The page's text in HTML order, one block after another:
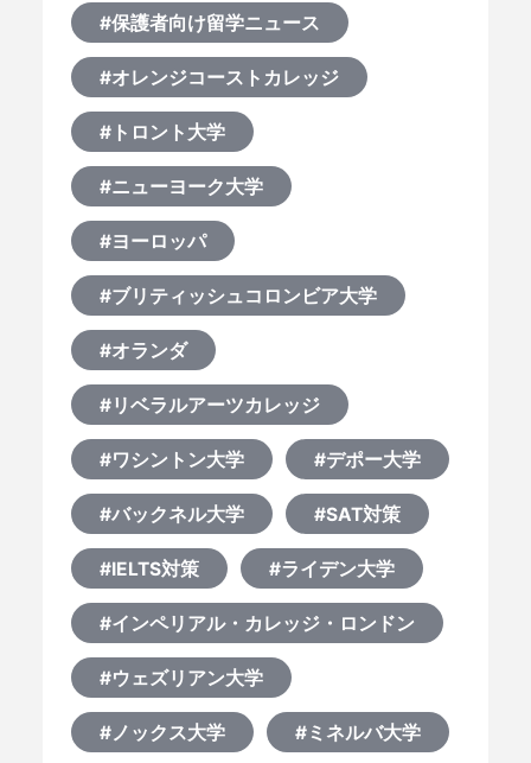
#保護者向け留学ニュース
#オレンジコーストカレッジ
#トロント大学
#ニューヨーク大学
#ヨーロッパ
#ブリティッシュコロンビア大学
#オランダ
#リベラルアーツカレッジ
#ワシントン大学 #デポー大学
#バックネル大学 #SAT対策
#IELTS対策 #ライデン大学
#インペリアル・カレッジ・ロンドン
#ウェズリアン大学
#ノックス大学 #ミネルバ大学